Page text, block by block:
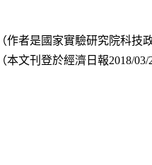
（作者是國家實驗研究院科技
（本文刊登於經濟日報2018/03/